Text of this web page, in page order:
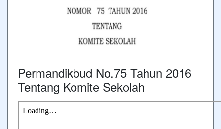
Permandikbud No.75 Tahun 2016
Tentang Komite Sekolah